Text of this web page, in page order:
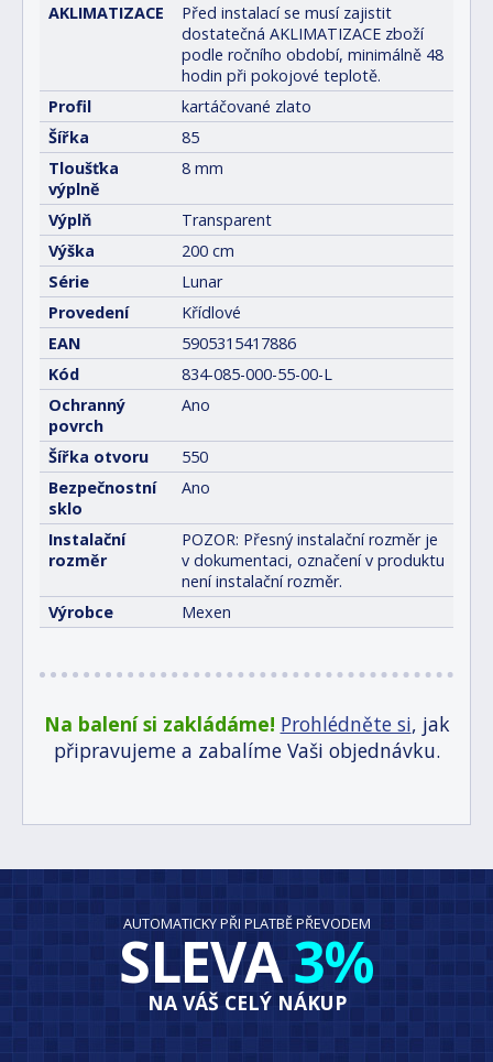
AKLIMATIZACE
Před instalací se musí zajistit
dostatečná AKLIMATIZACE zboží
podle ročního období, minimálně 48
hodin při pokojové teplotě.
Profil
kartáčované zlato
Šířka
85
Tloušťka
výplně
8 mm
Výplň
Transparent
Výška
200 cm
Série
Lunar
Provedení
Křídlové
EAN
5905315417886
Kód
834-085-000-55-00-L
Ochranný
povrch
Ano
Šířka otvoru
550
Bezpečnostní
sklo
Ano
Instalační
rozměr
POZOR: Přesný instalační rozměr je
v dokumentaci, označení v produktu
není instalační rozměr.
Výrobce
Mexen
Na balení si zakládáme! Prohlédněte si, jak
připravujeme a zabalíme Vaši objednávku.
AUTOMATICKY PŘI PLATBĚ PŘEVODEM
SLEVA3%
NA VÁŠ CELÝ NÁKUP